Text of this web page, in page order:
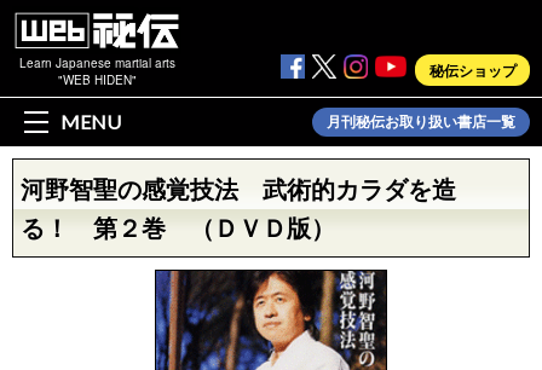
Learn Japanese martial arts
"WEB HIDEN"
秘伝ショップ
MENU 月刊秘伝お取り扱い書店一覧
河野智聖の感覚技法 武術的カラダを造
る！ 第２巻 （ＤＶＤ版）